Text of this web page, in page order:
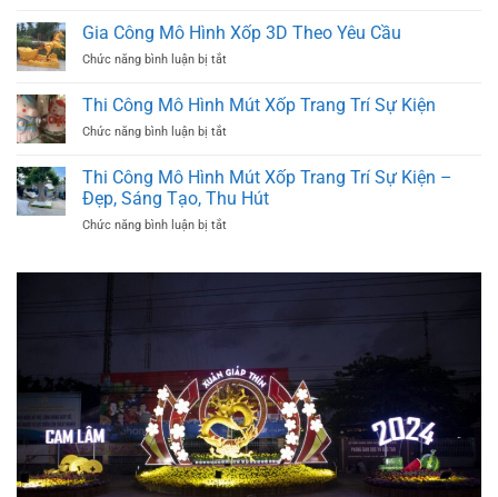
2026
KHÔNG
XUÂN
Hình
Trái
Cây
Lồ
Trí
Hội
Gia Công Mô Hình Xốp 3D Theo Yêu Cầu
Chức năng bình luận bị tắtở
Công
Mô
Hình
3D
Theo
Yêu
Cầu
Thi Công Mô Hình Mút Xốp Trang Trí Sự Kiện
Chức năng bình luận bị tắtở
Công
Mô
Hình
Mút
Thi Công Mô Hình Mút Xốp Trang Trí Sự Kiện –
Đẹp, Sáng Tạo, Thu Hút
Chức năng bình luận bị tắtở
Trí
Sự
Kiện
–
Đẹp,
Sáng
Tạo,